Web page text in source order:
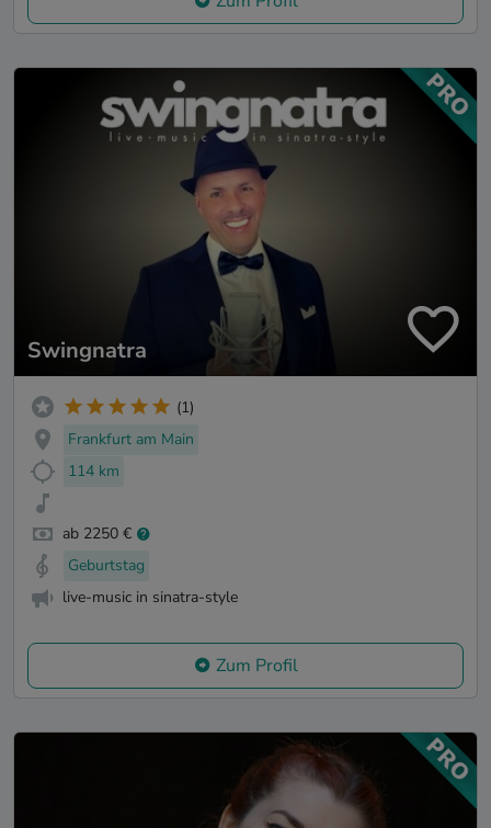
Swingnatra
(1)
Frankfurt am Main
114 km
ab 2250 €
Geburtstag
live-music in sinatra-style
Zum Profil